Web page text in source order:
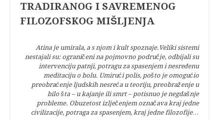
TRADIRANOG I SAVREMENOG
FILOZOFSKOG MIŠLJENJA
Atina je umirala, a s njom i kult spoznaje.Veliki sistemi
nestajali su: ograničeni na pojmovno područje, odbijali su
intervenciju patnji, potragu za spasenjem i nesređenu
meditaciju o bolu. Umirući polis, pošto je omogućio
preobraćenje ljudskih nesreća u teoriju, preobraženje u
bilo šta – u kajanje ili smrt – potisnuo je negdašnje
probleme. Obuzetost izlječenjem označava kraj jedne
civilizacije, potraga za spasenjem, kraj jedne filozofije…